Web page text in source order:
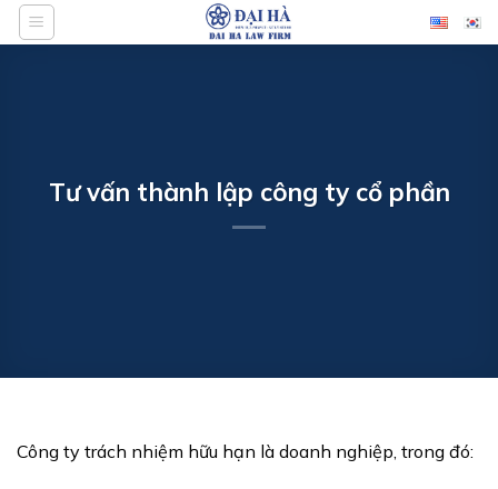
Bỏ
qua
Tư vấn thành lập công ty cổ phần
Công ty trách nhiệm hữu hạn là doanh nghiệp, trong đó: